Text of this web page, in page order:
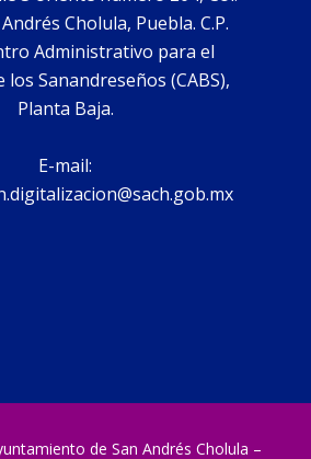
Cholula, Puebla. C.P.
Administrativo para el
los Sanandreseños (CABS),
Planta Baja.
E-mail:
de San Andrés Cholula –